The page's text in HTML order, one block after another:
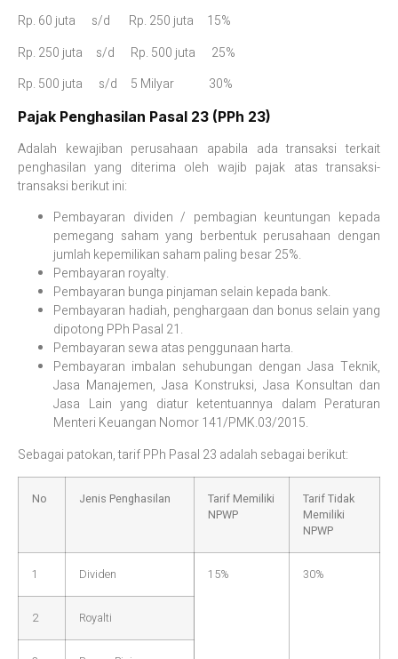
Rp. 60 juta s/d Rp. 250 juta 15%
Rp. 250 juta s/d Rp. 500 juta 25%
Rp. 500 juta s/d 5 Milyar 30%
Pajak Penghasilan Pasal 23 (PPh 23)
Adalah kewajiban perusahaan apabila ada transaksi terkait
penghasilan yang diterima oleh wajib pajak atas transaksi-
transaksi berikut ini:
Pembayaran dividen / pembagian keuntungan kepada
pemegang saham yang berbentuk perusahaan dengan
jumlah kepemilikan saham paling besar 25%.
Pembayaran royalty.
Pembayaran bunga pinjaman selain kepada bank.
Pembayaran hadiah, penghargaan dan bonus selain yang
dipotong PPh Pasal 21.
Pembayaran sewa atas penggunaan harta.
Pembayaran imbalan sehubungan dengan Jasa Teknik,
Jasa Manajemen, Jasa Konstruksi, Jasa Konsultan dan
Jasa Lain yang diatur ketentuannya dalam Peraturan
Menteri Keuangan Nomor 141/PMK.03/2015.
Sebagai patokan, tarif PPh Pasal 23 adalah sebagai berikut:
No Jenis Penghasilan
Tarif Memiliki
NPWP
Tarif Tidak
Memiliki
NPWP
1 Dividen 15% 30%
2 Royalti